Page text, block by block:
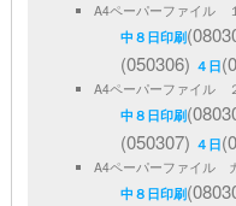
A4ペーパーファイル
中８日印刷
(050306) ４日
A4ペーパーファイル
中８日印刷
(050307) ４日
A4ペーパーファイル
中８日印刷